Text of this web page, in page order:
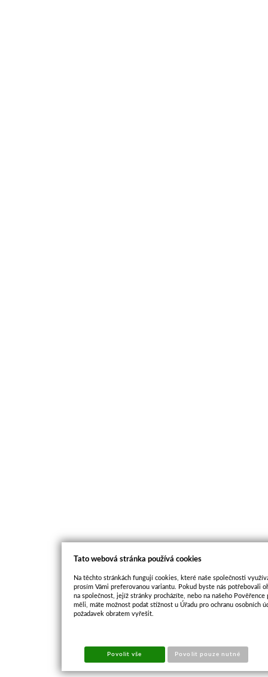
Tato webová stránka používá cookies
Na těchto stránkách fungují cookies, které naše společnosti
prosím Vámi preferovanou variantu. Pokud byste nás potřebovali
na společnost, jejíž stránky procházíte, nebo na našeho
měli, máte možnost podat stížnost u Úřadu pro ochranu osobních
požadavek obratem vyřešit.
Povolit vše Povolit pouze nutné